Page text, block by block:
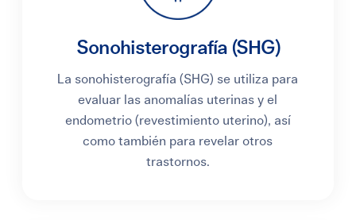
Sonohisterografía (SHG)
La sonohisterografía (SHG) se utiliza para
evaluar las anomalías uterinas y el
endometrio (revestimiento uterino), así
como también para revelar otros
trastornos.